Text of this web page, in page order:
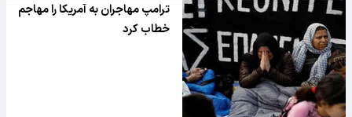
ترامپ مهاجران به آمریکا را مهاجم
خطاب کرد